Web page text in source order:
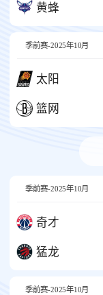
黄蜂
季前赛-2025年10月
太阳
篮网
季前赛-2025年10月
奇才
猛龙
季前赛-2025年10月